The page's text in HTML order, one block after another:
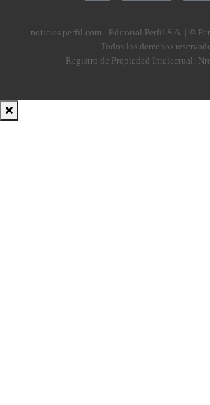
noticias.perfil.com - Editorial Perfil S.A. | ©
Todos los derechos
Registro de Propiedad Intelectual: